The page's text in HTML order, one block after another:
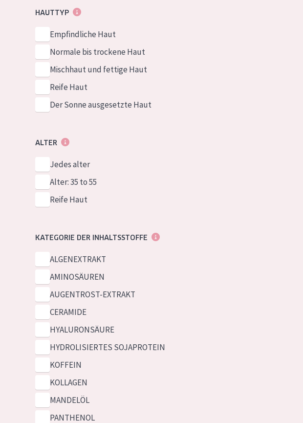
HAUTTYP
Empfindliche Haut
Normale bis trockene Haut
Mischhaut und fettige Haut
Reife Haut
Der Sonne ausgesetzte Haut
ALTER
Jedes alter
Alter: 35 to 55
Reife Haut
KATEGORIE DER INHALTSSTOFFE
ALGENEXTRAKT
AMINOSÄUREN
AUGENTROST-EXTRAKT
CERAMIDE
HYALURONSÄURE
HYDROLISIERTES SOJAPROTEIN
KOFFEIN
KOLLAGEN
MANDELÖL
PANTHENOL